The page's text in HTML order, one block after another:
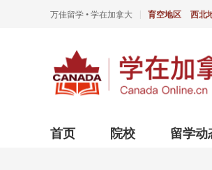
万佳留学 • 学在加拿大 育空地区 西北
首页 院校 留学动